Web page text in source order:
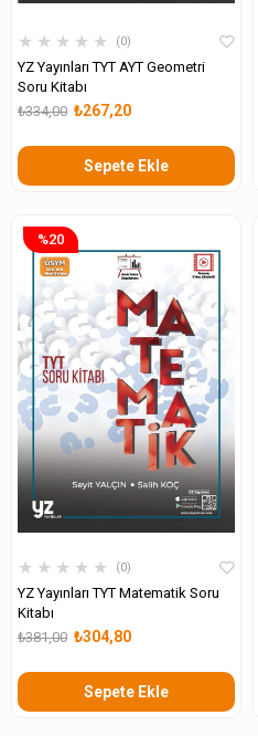
★ ★ ★ ★ ★ 0
YZ Yayınları TYT AYT Geometri
Soru Kitabı
₺267,20
₺334,00
Sepete Ekle
★ ★ ★ ★ ★ 0
YZ Yayınları TYT Matematik Soru
Kitabı
₺304,80
₺381,00
Sepete Ekle
%20